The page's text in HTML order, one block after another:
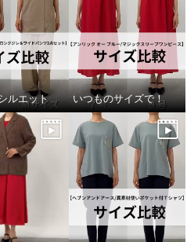
ルエット いつものサイズで！